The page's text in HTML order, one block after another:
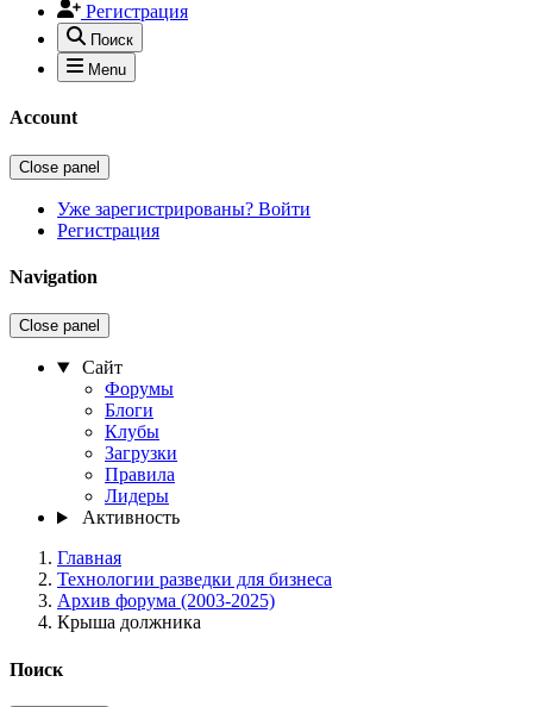
Регистрация
Поиск
Menu
Account
Close panel
Уже зарегистрированы? Войти
Регистрация
Navigation
Close panel
Сайт
Форумы
Блоги
Клубы
Загрузки
Правила
Лидеры
Активность
Главная
Технологии разведки для бизнеса
Архив форума (2003-2025)
Крыша должника
Поиск